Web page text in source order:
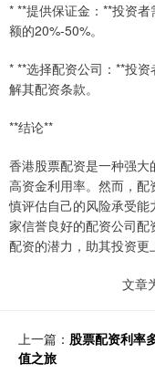
* **提供保证金：**投资
额的20%-50%。
* **选择配资公司：**投
解其配资条款。
**结论**
香港股票配资是一种强
高资金利用率。然而，
慎评估自己的风险承受
家信誉良好的配资公司
配资的潜力，助其投资更
文章
上一篇： 股票配资利率
值之旅